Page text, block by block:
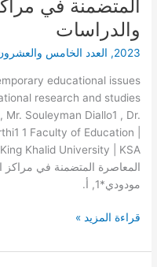
المتضمنة في
والدراسات
2023
, العدد الخامس
educational issues
research and studies
Souleyman Diallo1 , Dr.
1 Faculty of Education |
المعاصرة المتضمنة في مراكز
مودودي*1, أ.
للقضايا
التربوية
المعاصرة
في
مراكز
البحوث
التربوية
والدراسات
قراءة المزيد »